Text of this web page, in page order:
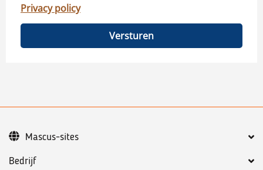
Privacy policy
Versturen
Bedrijf
Mascus-sites